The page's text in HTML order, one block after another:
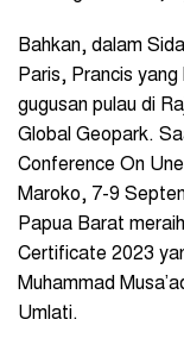
Bahkan, dalam
Paris, Prancis
gugusan pulau di
Global Geopark.
Conference On
Maroko, 7-9
Papua Barat
Certificate 2023
Muhammad
Umlati.